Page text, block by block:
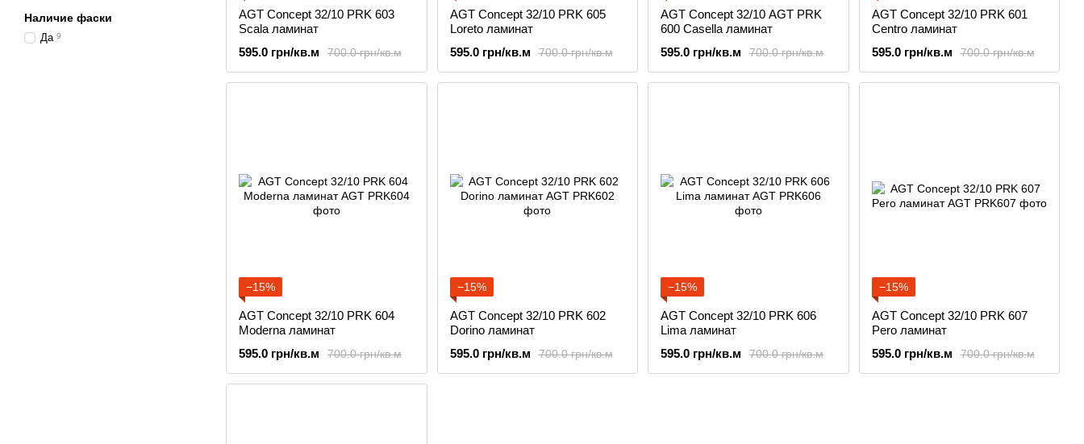
AGT Concept 32/10 PRK 603
Scala ламинат
700.0 грн/кв.м
595.0 грн/кв.м
AGT Concept 32/10 PRK 605
Loreto ламинат
700.0 грн/кв.м
595.0 грн/кв.м
AGT Concept 32/10 AGT PRK
600 Сasella ламинат
700.0 грн/кв.м
595.0 грн/кв.м
AGT Concept 32/10 PRK 601
Сentro ламинат
700.0 грн/кв.м
595.0 грн/кв.м
−15%
AGT Concept 32/10 PRK 604
Moderna ламинат
700.0 грн/кв.м
595.0 грн/кв.м
−15%
AGT Concept 32/10 PRK 602
Dorino ламинат
700.0 грн/кв.м
595.0 грн/кв.м
−15%
AGT Concept 32/10 PRK 606
Lima ламинат
700.0 грн/кв.м
595.0 грн/кв.м
−15%
AGT Concept 32/10 PRK 607
Pero ламинат
700.0 грн/кв.м
595.0 грн/кв.м
Наличие фаски
Да 9